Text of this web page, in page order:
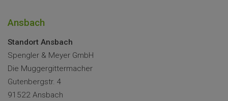
Ansbach
Standort Ansbach
Spengler & Meyer GmbH
Die Muggergittermacher
Gutenbergstr. 4
91522 Ansbach